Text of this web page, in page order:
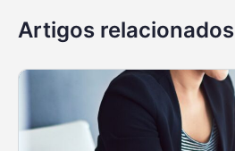
Artigos relacionados